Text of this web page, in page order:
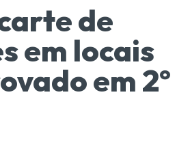
de
em locais
em 2º